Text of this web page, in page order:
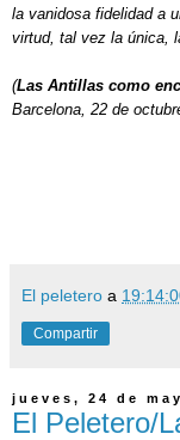
la vanidosa fidelidad a
virtud, tal vez la única,
(Las Antillas como
Barcelona, 22 de
El peletero a
Compartir
jueves, 24 de
El Peletero/